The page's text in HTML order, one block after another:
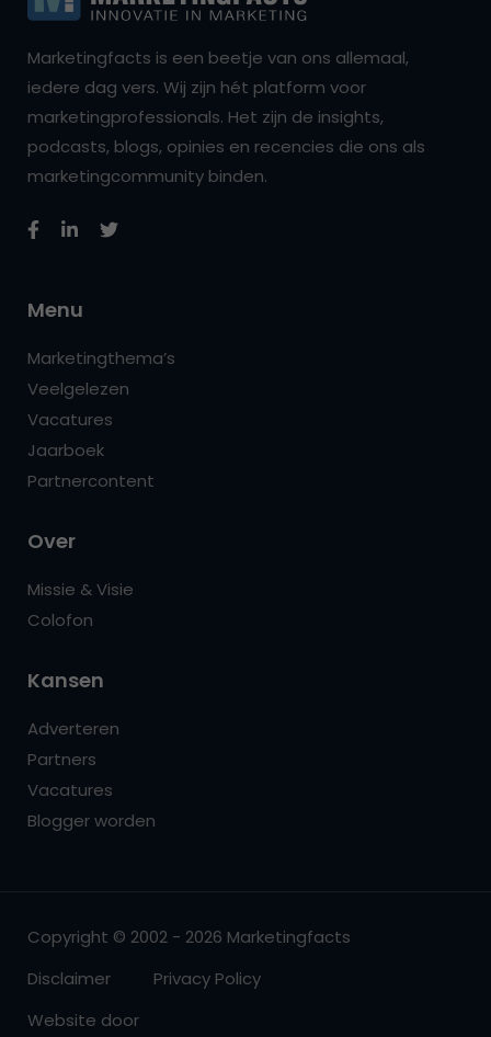
Marketingfacts is een beetje van ons allemaal,
iedere dag vers. Wij zijn hét platform voor
marketingprofessionals. Het zijn de insights,
podcasts, blogs, opinies en recencies die ons als
marketingcommunity binden.
Menu
Marketingthema’s
Veelgelezen
Vacatures
Jaarboek
Partnercontent
Over
Missie & Visie
Colofon
Kansen
Adverteren
Partners
Vacatures
Blogger worden
Copyright © 2002 - 2026 Marketingfacts
Disclaimer
Privacy Policy
Website door